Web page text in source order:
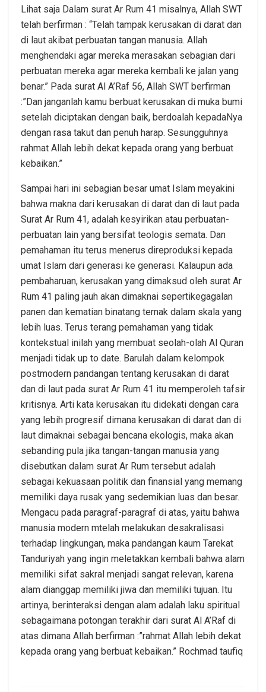
Lihat saja Dalam surat Ar Rum 41 misalnya, Allah SWT
telah berfirman : “Telah tampak kerusakan di darat dan
di laut akibat perbuatan tangan manusia. Allah
menghendaki agar mereka merasakan sebagian dari
perbuatan mereka agar mereka kembali ke jalan yang
benar.” Pada surat Al A’Raf 56, Allah SWT berfirman
:”Dan janganlah kamu berbuat kerusakan di muka bumi
setelah diciptakan dengan baik, berdoalah kepadaNya
dengan rasa takut dan penuh harap. Sesungguhnya
rahmat Allah lebih dekat kepada orang yang berbuat
kebaikan.”
Sampai hari ini sebagian besar umat Islam meyakini
bahwa makna dari kerusakan di darat dan di laut pada
Surat Ar Rum 41, adalah kesyirikan atau perbuatan-
perbuatan lain yang bersifat teologis semata. Dan
pemahaman itu terus menerus direproduksi kepada
umat Islam dari generasi ke generasi. Kalaupun ada
pembaharuan, kerusakan yang dimaksud oleh surat Ar
Rum 41 paling jauh akan dimaknai sepertikegagalan
panen dan kematian binatang ternak dalam skala yang
lebih luas. Terus terang pemahaman yang tidak
kontekstual inilah yang membuat seolah-olah Al Quran
menjadi tidak up to date. Barulah dalam kelompok
postmodern pandangan tentang kerusakan di darat
dan di laut pada surat Ar Rum 41 itu memperoleh tafsir
kritisnya. Arti kata kerusakan itu didekati dengan cara
yang lebih progresif dimana kerusakan di darat dan di
laut dimaknai sebagai bencana ekologis, maka akan
sebanding pula jika tangan-tangan manusia yang
disebutkan dalam surat Ar Rum tersebut adalah
sebagai kekuasaan politik dan finansial yang memang
memiliki daya rusak yang sedemikian luas dan besar.
Mengacu pada paragraf-paragraf di atas, yaitu bahwa
manusia modern mtelah melakukan desakralisasi
terhadap lingkungan, maka pandangan kaum Tarekat
Tanduriyah yang ingin meletakkan kembali bahwa alam
memiliki sifat sakral menjadi sangat relevan, karena
alam dianggap memiliki jiwa dan memiliki tujuan. Itu
artinya, berinteraksi dengan alam adalah laku spiritual
sebagaimana potongan terakhir dari surat Al A’Raf di
atas dimana Allah berfirman :”rahmat Allah lebih dekat
kepada orang yang berbuat kebaikan.” Rochmad taufiq